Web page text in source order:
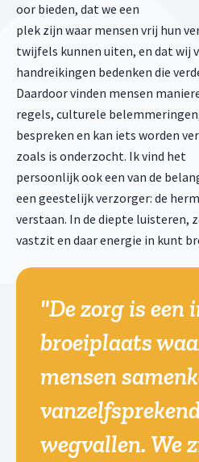
oor bieden, dat we een
plek zijn waar mensen vrij hun
twijfels kunnen uiten, en dat wij
handreikingen bedenken die
Daardoor vinden mensen
regels, culturele
bespreken en kan iets worden
zoals is onderzocht. Ik vind het
persoonlijk ook een van de
een geestelijk verzorger: de
verstaan. In de diepte luisteren,
vastzit en daar energie in kunt
"De zorg is een
broeiplaats
mensen
wegvallen. We